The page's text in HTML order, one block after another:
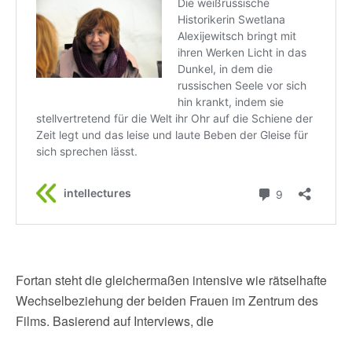
Fortan steht die gleichermaßen intensive wie rätselhafte
Wechselbeziehung der beiden Frauen im Zentrum des
Films. Basierend auf Interviews, die